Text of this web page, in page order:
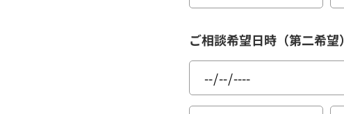
ご相談希望日時（第二希望）